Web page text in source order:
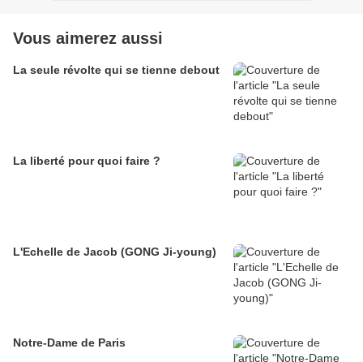
Vous aimerez aussi
La seule révolte qui se tienne debout
La liberté pour quoi faire ?
L'Echelle de Jacob (GONG Ji-young)
Notre-Dame de Paris